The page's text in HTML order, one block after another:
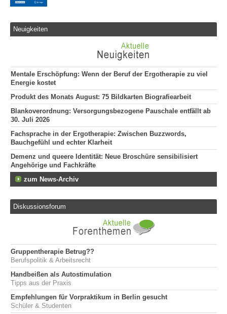
Neuigkeiten
Mentale Erschöpfung: Wenn der Beruf der Ergotherapie zu viel
Energie kostet
Produkt des Monats August: 75 Bildkarten Biografiearbeit
Blankoverordnung: Versorgungsbezogene Pauschale entfällt ab
30. Juli 2026
Fachsprache in der Ergotherapie: Zwischen Buzzwords,
Bauchgefühl und echter Klarheit
Demenz und queere Identität: Neue Broschüre sensibilisiert
Angehörige und Fachkräfte
zum News-Archiv
Diskussionsforum
Gruppentherapie Betrug??
Berufspolitik & Arbeitsrecht
Handbeißen als Autostimulation
Tipps aus der Praxis
Empfehlungen für Vorpraktikum in Berlin gesucht
Schüler & Studenten